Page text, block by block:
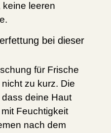
keine leeren
bei dieser
für Frische
zu kurz. Die
deine Haut
Feuchtigkeit
nach dem